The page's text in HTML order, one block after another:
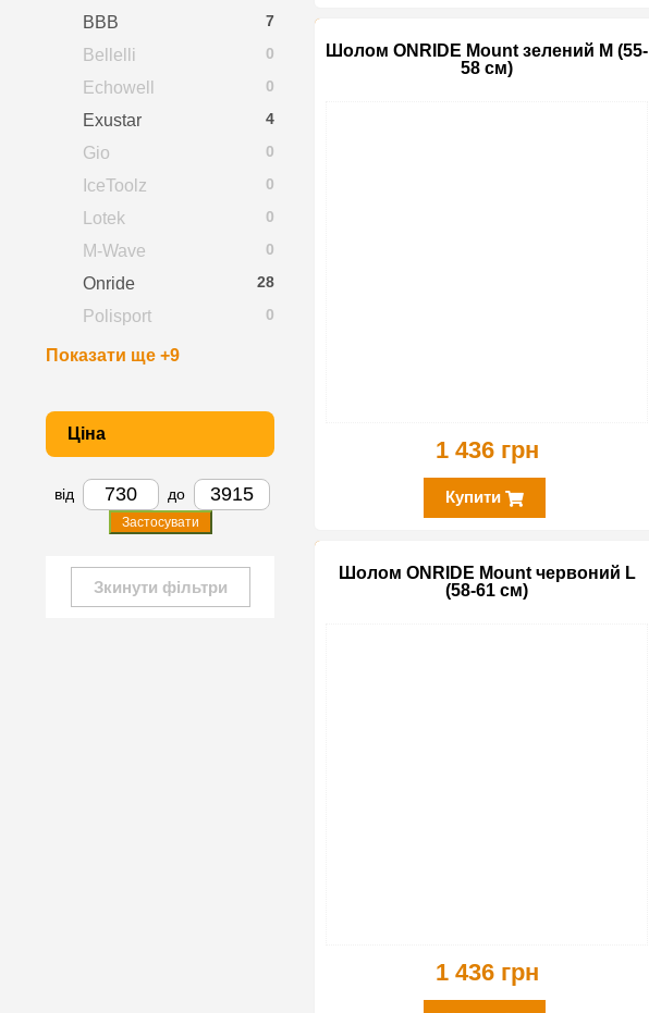
Шолом ONRIDE Mount зелений M (55-
58 см)
1 436 грн
Купити
Шолом ONRIDE Mount червоний L
(58-61 см)
1 436 грн
7
BBB
0
Bellelli
0
Echowell
4
Exustar
0
Gio
0
IceToolz
0
Lotek
0
M-Wave
28
Onride
0
Polisport
Показати ще +9
Ціна
від до
Застосувати
Зкинути фільтри